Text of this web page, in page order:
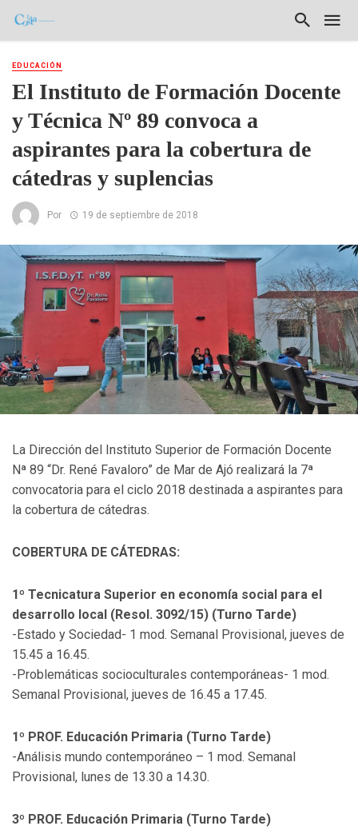
EDUCACIÓN
El Instituto de Formación Docente
y Técnica Nº 89 convoca a
aspirantes para la cobertura de
cátedras y suplencias
Por 19 de septiembre de 2018
La Dirección del Instituto Superior de Formación Docente
Nª 89 “Dr. René Favaloro” de Mar de Ajó realizará la 7ª
convocatoria para el ciclo 2018 destinada a aspirantes para
la cobertura de cátedras.
COBERTURA DE CÁTEDRAS:
1º Tecnicatura Superior en economía social para el
desarrollo local (Resol. 3092/15) (Turno Tarde)
-Estado y Sociedad- 1 mod. Semanal Provisional, jueves de
15.45 a 16.45.
-Problemáticas socioculturales contemporáneas- 1 mod.
Semanal Provisional, jueves de 16.45 a 17.45.
1º PROF. Educación Primaria (Turno Tarde)
-Análisis mundo contemporáneo – 1 mod. Semanal
Provisional, lunes de 13.30 a 14.30.
3º PROF. Educación Primaria (Turno Tarde)